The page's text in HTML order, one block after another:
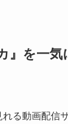
』を一
る動画配信